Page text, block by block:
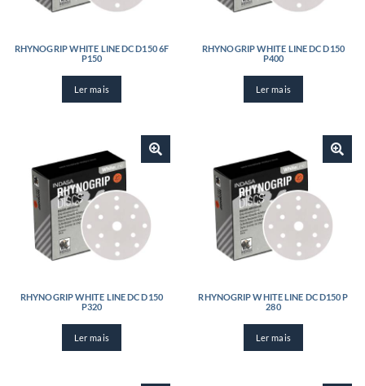
RHYNOGRIP WHITE LINE DC D150 6F
P150
Ler mais
RHYNOGRIP WHITE LINE DC D150
P400
Ler mais
RHYNOGRIP WHITE LINE DC D150
P320
Ler mais
RHYNOGRIP WHITE LINE DC D150 P
280
Ler mais